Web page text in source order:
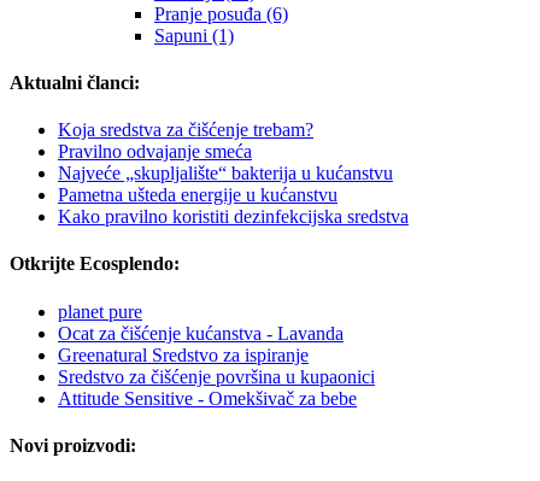
Pranje posuđa (6)
Sapuni (1)
Aktualni članci:
Koja sredstva za čišćenje trebam?
Pravilno odvajanje smeća
Najveće „skupljalište“ bakterija u kućanstvu
Pametna ušteda energije u kućanstvu
Kako pravilno koristiti dezinfekcijska sredstva
Otkrijte Ecosplendo:
planet pure
Ocat za čišćenje kućanstva - Lavanda
Greenatural Sredstvo za ispiranje
Sredstvo za čišćenje površina u kupaonici
Attitude Sensitive - Omekšivač za bebe
Novi proizvodi: